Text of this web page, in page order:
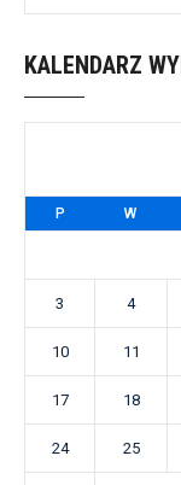
KALENDARZ
P W
3 4
10 11
17 18
24 25